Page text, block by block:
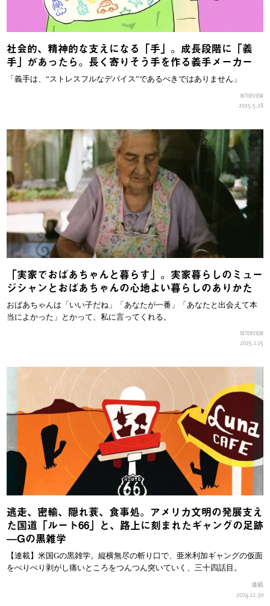
社会的、精神的な支えになる「手」。成長段階に「義
手」があったら。長く寄りそう手を作る義手メーカー
「義手は、“ストレスフルなデバイス”であるべきではありません」
INTERVIEW
2025.5.28
「実家でおばあちゃんと暮らす」。実家暮らしのミュー
ジシャンとおばあちゃんの心地よい暮らしのありかた
おばあちゃんは「いい子だね」「あなたが一番」「あなたと出会えて本
当によかった」とかって、私に言ってくれる。
INTERVIEW
2025.1.15
逃走、密輸、隠れ蓑、食事処。アメリカ文明の発展支え
た国道「ルート66」と、路上に刻まれたギャングの足跡
—Gの黒雑学
【連載】米国Gの黒雑学。縦横無尽の斬り口で、亜米利加ギャングの仮面
をぺりぺり剥がし痛いところをつんつん突いていく、三十四話目。
連載
2024.12.30